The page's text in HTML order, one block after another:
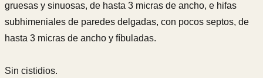
gruesas y sinuosas, de hasta 3 micras de ancho, e hifas
subhimeniales de paredes delgadas, con pocos septos, de
hasta 3 micras de ancho y fíbuladas.
Sin cistidios.